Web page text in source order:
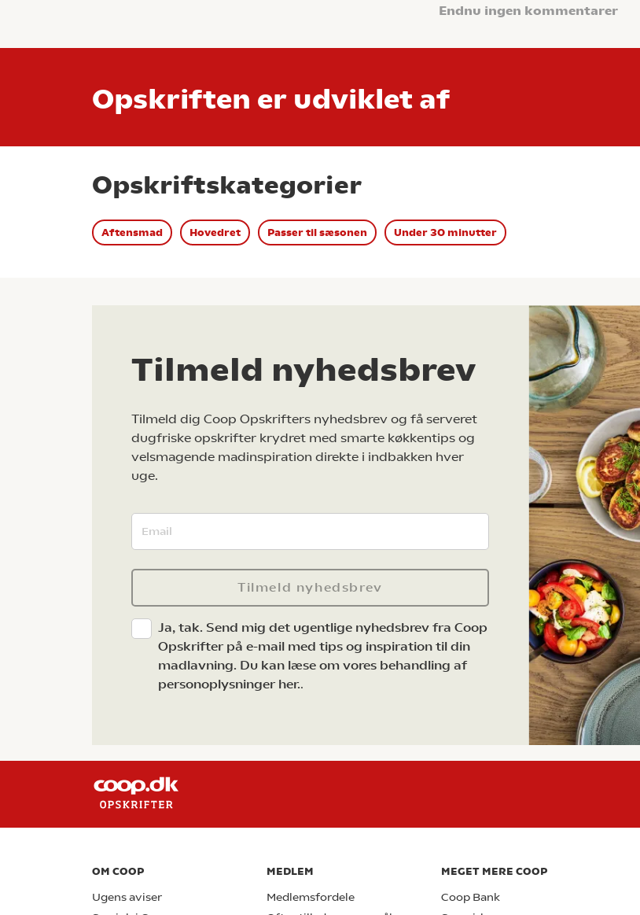
Endnu ingen kommentarer
Opskriften er udviklet af
Opskriftskategorier
Aftensmad Hovedret Passer til sæsonen Under 30 minutter
Tilmeld nyhedsbrev
Tilmeld dig Coop Opskrifters nyhedsbrev og få serveret
dugfriske opskrifter krydret med smarte køkkentips og
velsmagende madinspiration direkte i indbakken hver
uge.
Tilmeld nyhedsbrev
Ja, tak. Send mig det ugentlige nyhedsbrev fra Coop
Opskrifter på e-mail med tips og inspiration til din
madlavning. Du kan læse om vores behandling af
personoplysninger her..
OM COOP
Ugens aviser
MEDLEM
Medlemsfordele
MEGET MERE COOP
Coop Bank